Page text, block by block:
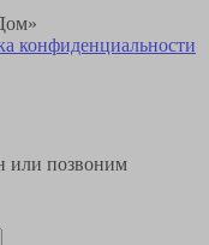
конфиденциальности
или позвоним